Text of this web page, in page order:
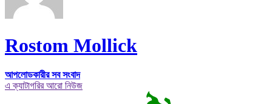
Rostom Mollick
আপলোডকারীর সব সংবাদ
এ ক্যাটাগরির আরো নিউজ